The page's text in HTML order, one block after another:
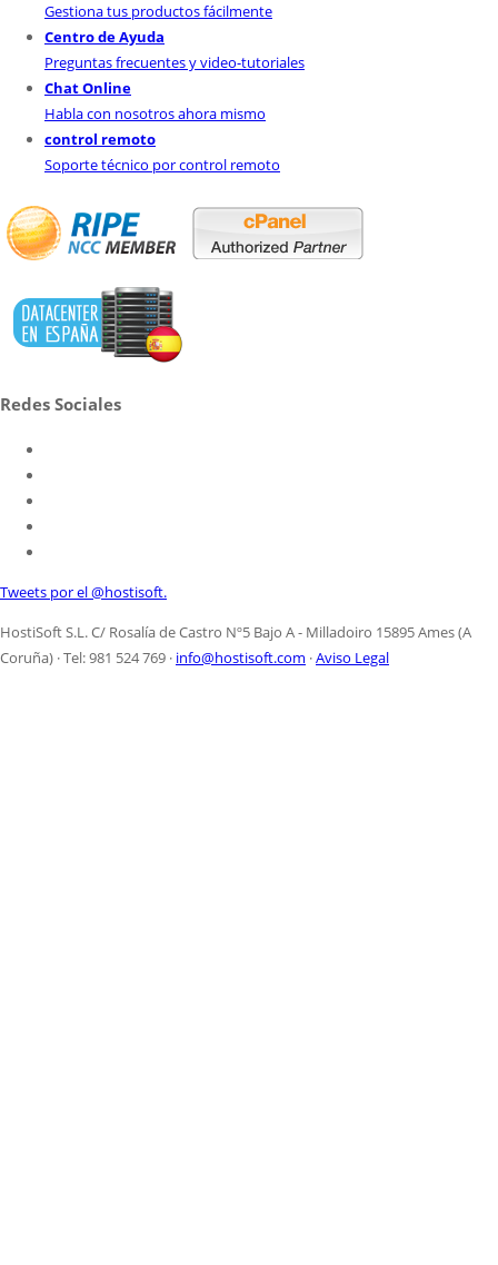
Gestiona tus productos fácilmente
Centro de Ayuda
Preguntas frecuentes y video-tutoriales
Chat Online
Habla con nosotros ahora mismo
control remoto
Soporte técnico por control remoto
Redes Sociales
Tweets por el @hostisoft.
HostiSoft S.L. C/ Rosalía de Castro Nº5 Bajo A - Milladoiro 15895 Ames (A
Coruña) · Tel: 981 524 769 · info@hostisoft.com ·Aviso Legal